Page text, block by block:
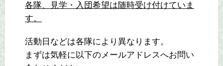
各隊、見学・入団希望は随時受け付けていま
す。
活動日などは各隊により異なります。
まずは気軽に以下のメールアドレスへお問い